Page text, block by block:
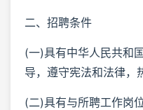
二、招聘条件
(一)具有中华人民共和
导，遵守宪法和法律，
(二)具有与所聘工作岗